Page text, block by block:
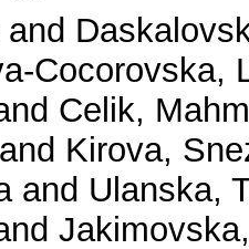
and
Cocorovska,
Celik,
Kirova,
and Ulanska,